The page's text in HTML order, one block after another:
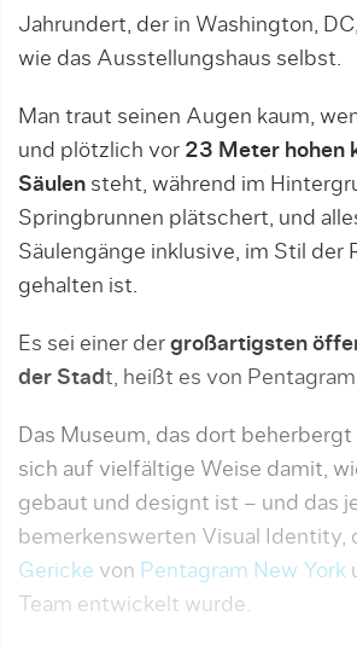
Jahrundert, der in Washington,
wie das Ausstellungshaus selbst.
Man traut seinen Augen kaum,
und plötzlich vor 23 Meter hohen
Säulen steht, während im
Springbrunnen plätschert, und
Säulengänge inklusive, im Stil der
gehalten ist.
Es sei einer der großartigsten
der Stadt, heißt es von
Das Museum, das dort
sich auf vielfältige Weise damit,
gebaut und designt ist – und das
bemerkenswerten Visual Identity,
Gericke von Pentagram New York
Team entwickelt wurde.